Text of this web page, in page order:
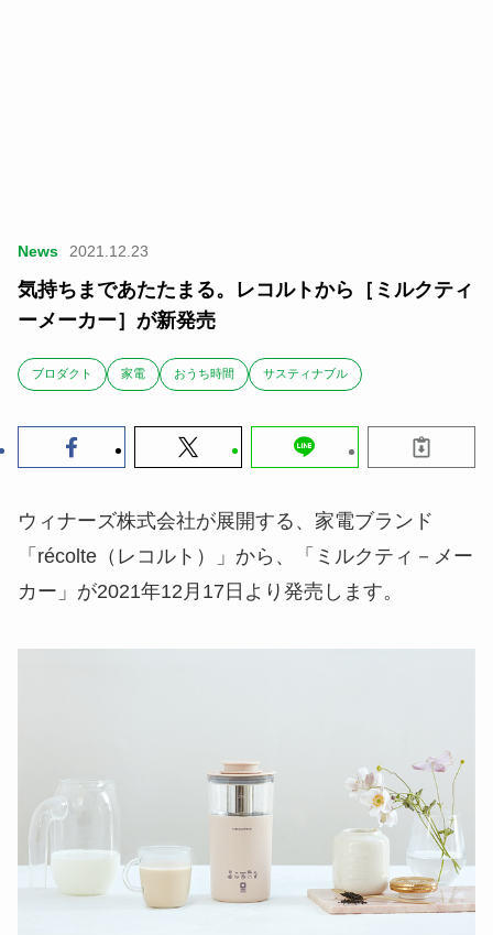
News 2021.12.23
気持ちまであたたまる。レコルトから［ミルクティ
ーメーカー］が新発売
ブロダクト 家電 おうち時間 サスティナブル
ウィナーズ株式会社が展開する、家電ブランド
「récolte（レコルト）」から、「ミルクティ－メー
カー」が2021年12月17日より発売します。